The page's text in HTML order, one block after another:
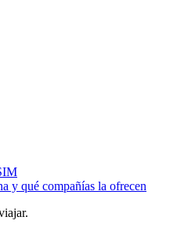
y qué compañías la ofrecen